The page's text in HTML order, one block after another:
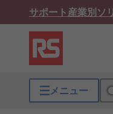
サポート産業別ソ
メニュー